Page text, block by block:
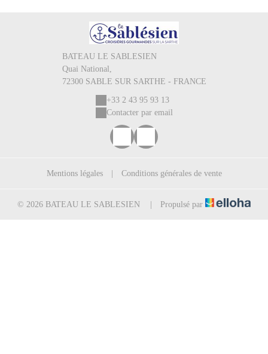
BATEAU LE SABLESIEN
Quai National,
72300 SABLE SUR SARTHE - FRANCE
+33 2 43 95 93 13
Contacter par email
Mentions légales Conditions générales de vente
© 2026 BATEAU LE SABLESIEN Propulsé par